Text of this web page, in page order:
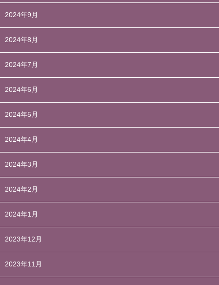
2024年9月
2024年8月
2024年7月
2024年6月
2024年5月
2024年4月
2024年3月
2024年2月
2024年1月
2023年12月
2023年11月